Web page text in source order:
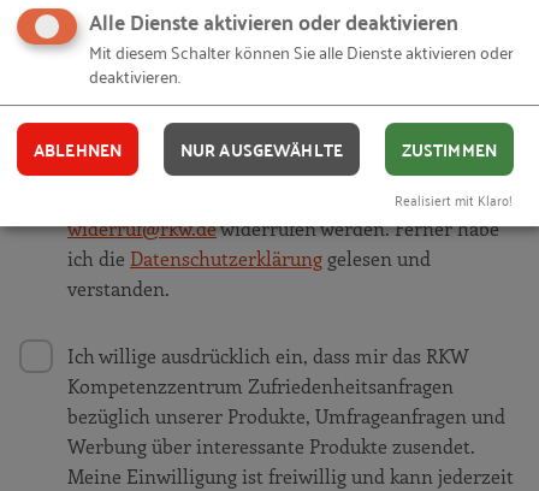
Ja, ich stimme zu, dass das RKW
Kompetenzzentrum meine persönlichen Daten
zum oben genannten Zweck sowie zur Erzeugung
eines kostenlosen Nutzerkontos verwendet. Meine
Einwilligung ist freiwillig und kann jederzeit mit
widerruf@rkw.dewiderrufen werden. Ferner habe
ich die Datenschutzerklärunggelesen und
verstanden.
Ich willige ausdrücklich ein, dass mir das RKW
Kompetenzzentrum Zufriedenheitsanfragen
bezüglich unserer Produkte, Umfrageanfragen und
Werbung über interessante Produkte zusendet.
Meine Einwilligung ist freiwillig und kann jederzeit
Alle Dienste aktivieren oder deaktivieren
Mit diesem Schalter können Sie alle Dienste aktivieren oder
deaktivieren.
ABLEHNEN NUR AUSGEWÄHLTE ZUSTIMMEN
Realisiert mit Klaro!